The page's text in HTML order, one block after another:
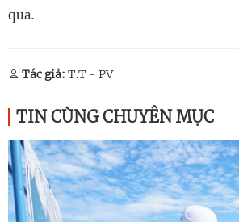
qua.
Tác giả: T.T - PV
TIN CÙNG CHUYÊN MỤC